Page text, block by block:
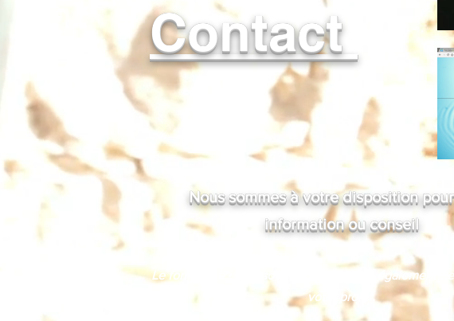
Contact
Nous sommes à votre disposition
information ou conseil
Le formulaire ci-dessous vous permettra également
votre projet.